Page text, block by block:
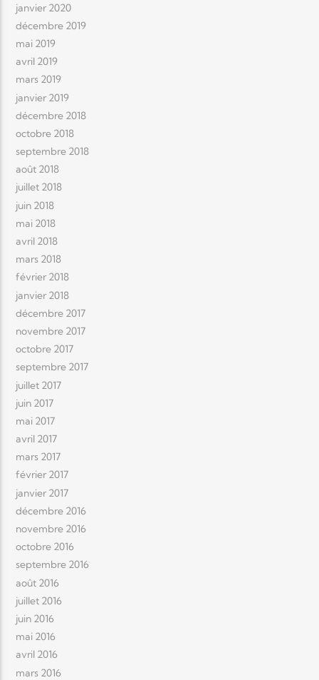
janvier 2020
décembre 2019
mai 2019
avril 2019
mars 2019
janvier 2019
décembre 2018
octobre 2018
septembre 2018
août 2018
juillet 2018
juin 2018
mai 2018
avril 2018
mars 2018
février 2018
janvier 2018
décembre 2017
novembre 2017
octobre 2017
septembre 2017
juillet 2017
juin 2017
mai 2017
avril 2017
mars 2017
février 2017
janvier 2017
décembre 2016
novembre 2016
octobre 2016
septembre 2016
août 2016
juillet 2016
juin 2016
mai 2016
avril 2016
mars 2016